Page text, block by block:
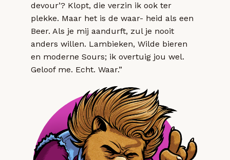
devour’? Klopt, die verzin ik ook ter
plekke. Maar het is de waar- heid als een
Beer. Als je mij aandurft, zul je nooit
anders willen. Lambieken, Wilde bieren
en moderne Sours; ik overtuig jou wel.
Geloof me. Echt. Waar.”